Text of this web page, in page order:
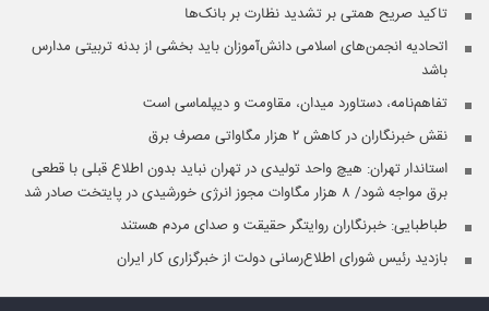
تاکید صریح همتی بر تشدید نظارت بر بانک‌ها
اتحادیه انجمن‌های اسلامی دانش‌آموزان باید بخشی از بدنه تربیتی مدارس
باشد
تفاهم‌نامه، دستاورد میدان، مقاومت و دیپلماسی است
نقش خبرنگاران در کاهش ۲ هزار مگاواتی مصرف برق
استاندار تهران: هیچ واحد تولیدی در تهران نباید بدون اطلاع قبلی با قطعی
برق مواجه شود/ ۸ هزار مگاوات مجوز انرژی خورشیدی در پایتخت صادر شد
طباطبایی: خبرنگاران روایتگر حقیقت و صدای مردم هستند
بازدید رئیس شورای اطلاع‌رسانی دولت از خبرگزاری کار ایران